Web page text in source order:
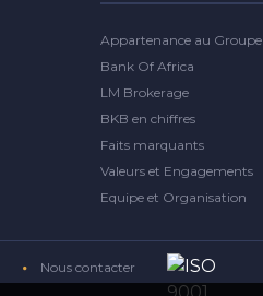
Appartenance au Groupe
Bank Of Africa
LM Brokerage
BKB en chiffres
Faits marquants
Valeurs et Engagements
Equipe et Organisation
Nous contacter